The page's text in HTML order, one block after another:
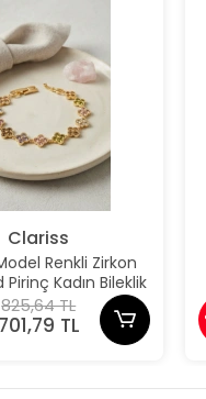
Clariss
Renkli Zirkon
Pirinç Kadın Bileklik
825,64 TL
701,79 TL